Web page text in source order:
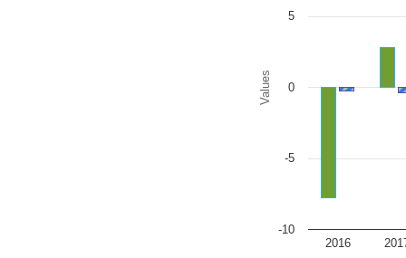
Values
2016
-10
-5
0
5